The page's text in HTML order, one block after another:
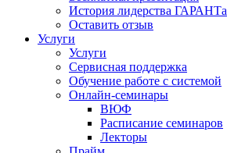
История лидерства ГАРАНТа
Оставить отзыв
Услуги
Услуги
Сервисная поддержка
Обучение работе с системой
Онлайн-семинары
ВЮФ
Расписание семинаров
Лекторы